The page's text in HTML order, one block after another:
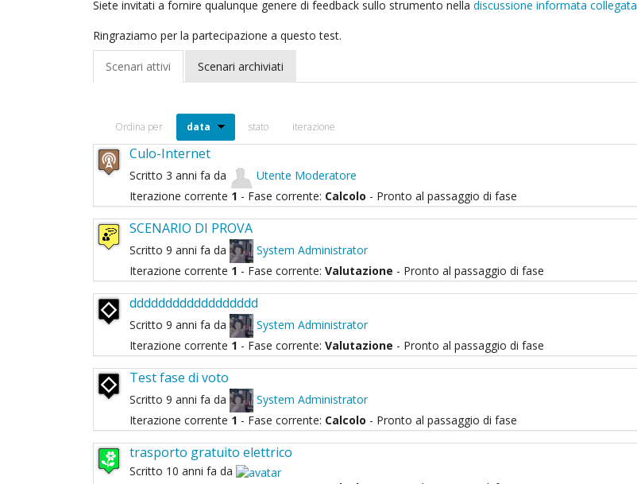
Siete invitati a fornire qualunque genere di feedback sullo strumento nella discussione informata collegata
Ringraziamo per la partecipazione a questo test.
Scenari attivi Scenari archiviati
Ordina per data stato iterazione
Culo-Internet
Scritto 3 anni fa da Utente Moderatore
Iterazione corrente 1 - Fase corrente: Calcolo - Pronto al passaggio di fase
SCENARIO DI PROVA
Scritto 9 anni fa da System Administrator
Iterazione corrente 1 - Fase corrente: Valutazione - Pronto al passaggio di fase
dddddddddddddddddd
Scritto 9 anni fa da System Administrator
Iterazione corrente 1 - Fase corrente: Valutazione - Pronto al passaggio di fase
Test fase di voto
Scritto 9 anni fa da System Administrator
Iterazione corrente 1 - Fase corrente: Calcolo - Pronto al passaggio di fase
trasporto gratuito elettrico
Scritto 10 anni fa da